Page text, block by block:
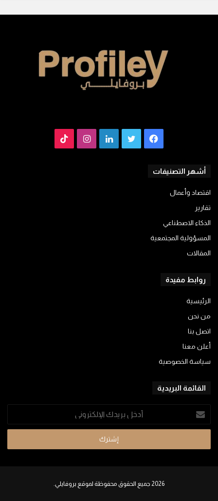
فيسبوكتويتر لينكدإن انستقرام
أشهر التصنيفات
اقتصاد وأعمال
تقارير
الذكاء الاصطناعي
المسؤولية المجتمعية
المقالات
روابط مفيدة
الرئيسية
من نحن
اتصل بنا
أعلن معنا
سياسة الخصوصية
القائمة البريدية
أدخل
بريدك
الإلكتروني
2026 جميع الحقوق محفوظة لموقع بروفايلي.